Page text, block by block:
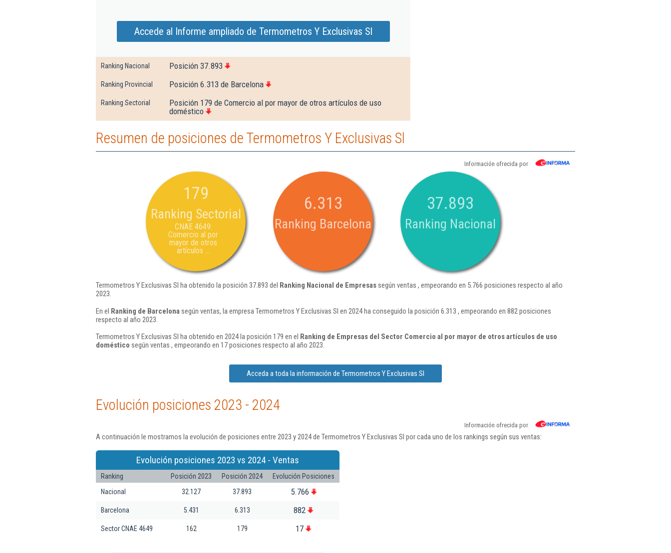
Accede al Informe ampliado de Termometros Y Exclusivas Sl
Ranking Nacional Posición 37.893
Ranking Provincial Posición 6.313 de Barcelona
Ranking Sectorial
Posición 179 de Comercio al por mayor de otros artículos de uso
doméstico
Resumen de posiciones de Termometros Y Exclusivas Sl
Información ofrecida por
179
Ranking Sectorial
CNAE 4649:
Comercio al por
mayor de otros
artículos ...
6.313
Ranking Barcelona
37.893
Ranking Nacional
Termometros Y Exclusivas Sl ha obtenido la posición 37.893 del Ranking Nacional de Empresassegún ventas , empeorando en 5.766 posiciones respecto al año
2023.
En el Ranking de Barcelona según ventas, la empresa Termometros Y Exclusivas Sl en 2024 ha conseguido la posición 6.313 , empeorando en 882 posiciones
respecto al año 2023.
Termometros Y Exclusivas Sl ha obtenido en 2024 la posición 179 en el Ranking de Empresas del Sector Comercio al por mayor de otros artículos de uso
doméstico según ventas , empeorando en 17 posiciones respecto al año 2023.
Acceda a toda la información de Termometros Y Exclusivas Sl
Evolución posiciones 2023 - 2024
Información ofrecida por
A continuación le mostramos la evolución de posiciones entre 2023 y 2024 de Termometros Y Exclusivas Sl por cada uno de los rankings según sus ventas:
Evolución posiciones 2023 vs 2024 - Ventas
Ranking Posición 2023 Posición 2024
Evolución Posiciones
Nacional
32.127 37.893 5.766
Barcelona 5.431 6.313 882
Sector CNAE 4649 162 179 17